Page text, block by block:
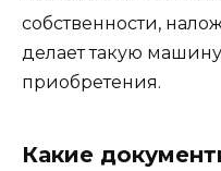
собственности,
делает такую
приобретения.
Какие